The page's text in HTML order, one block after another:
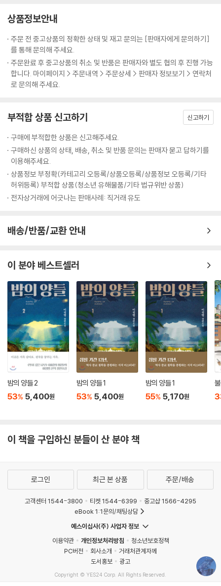
이었다. 그녀는 살아본 적이 없었다. 기억할 수 있는 오래전의 어린시절부
터, 다만 견뎌왔을 뿐이었다. 그녀는 자신이 선량한 인간임을 믿었으며, 그
믿음대로 누구에게도 피해를 주지 않았다. 성실했고, 나름대로 성공했으
며, 언제까지나 그럴 것이었다. 그러나 이해할 수 없는 일이었다. 그 후락한
가건물과 웃자란 풀들 앞에서 그녀는 단 한번도 살아본 적 없는 어린아이
--- p.237
명실상부 세계적인 작품으로 자리했다.
『채식주의자』의 1부 「채식주의자」는 영혜 남편인 ‘나’의 시선으로 서술된
다. 어린 시절 자신의 다리를 문 개를 죽이는 장면이 뇌리에 박힌 영혜는 어
느 날 꿈에 나타난 끔찍한 영상에 사로잡혀 육식을 멀리하기 시작한다. 영
혜의 행동을 이해할 수 없는 ‘나’는 처가 사람들을 동원해 영혜를 말리고자
서 손목을 긋는다. 2부 「몽고반점」은 인혜의 남편이자 영혜의 형부인 비디
아직도 몽고반점이 남아 있다는 이야기를 들은 ‘나’는 영혜의 몸을 욕망하
게 된다. ‘나’는 영혜를 찾아가 비디오작품의 모델이 되어달라고 청한다.
‘나’는 결국 자신의 몸에 꽃을 그려 영혜와 교합한 뒤 비디오작품을 촬영하
고 다음 날 벌거벗은 두 사람의 모습을 아내가 발견한다. 3부 「나무 불꽃」
은 가족들 모두 등 돌린 영혜의 병수발을 들어야 하는 인혜의 시선으로 진
행된다. 인혜는 식음을 전폐하고 링거조차 받아들이지 않아 나뭇가지처럼
어린 시절 각인된 폭력의 기억 때문에 철저히 육식을 거부한 채로 나무가
끼치지 않는 무해한 존재를 꿈꾸는 것처럼 보인다. 인간 본질에 대해 쉼 없
이 질문하며 ‘고통’에 대해 천착해온 작가는 이번 개정판을 출간하며 “고백
하자면 이 책에 복잡한 감정을 품고 있었다. (…) 하지만 귀밑머리가 희어
지고 어느 때보다 머리가 맑은 지금, 나에게는 이 소설을 껴안을 힘이 있다.
여전히 생생한 고통과 질문으로 가득 찬 이 책을”(새로 쓴 작가의 말)이라
고 밝히기도 했다.
한편 『채식주의자』는 지금까지 40개국 이상에 판권이 수출됐다. 올해 9월
에는 연극으로 제작되어 국립극단 무대에 오른 뒤 12월 벨기에 리에주극장
에서 해외 관객들과도 만날 예정이다.
작가의 말
을 (희망 없이) 마음속으로 굴리던 밤들. 그때 『채식주의자』는 이미 3부로
있었다. 마지막에 「나무 불꽃」을 쓰면서 ‘고통 3부작’이라는 파일명을 붙였
출간 후 십오년의 시간이 세찬 물살처럼 흐르는 동안, 고백하자면 이 책에
복잡한 감정을 품고 있었다. 세간의 관심도 오해도 뜨겁고 날카로워, 혼자
도 있었다. 하지만 귀밑머리가 희어지고 어느 때보다 머리가 맑은 지금, 나
에게는 이 소설을 껴안을 힘이 있다. 여전히 생생한 고통과 질문으로 가득
상품정보안내
주문 전 중고상품의 정확한 상태 및 재고 문의는 [판매자에게 문의하기]
를 통해 문의해 주세요.
주문완료 후 중고상품의 취소 및 반품은 판매자와 별도 협의 후 진행 가능
합니다. 마이페이지 > 주문내역 > 주문상세 > 판매자 정보보기 > 연락처
로 문의해 주세요.
부적합 상품 신고하기 신고하기
구매에 부적합한 상품은 신고해주세요.
구매하신 상품의 상태, 배송, 취소 및 반품 문의는 판매자 묻고 답하기를
이용해주세요.
상품정보 부정확(카테고리 오등록/상품오등록/상품정보 오등록/기타
허위등록) 부적합 상품(청소년 유해물품/기타 법규위반 상품)
전자상거래에 어긋나는 판매사례: 직거래 유도
배송/반품/교환 안내
이 분야 베스트셀러
밤의 양들 2
53% 5,400원
밤의 양들 1
53% 5,400원
밤의 양들 1
55% 5,170원
이 책을 구입하신 분들이 산 분야 책
로그인 최근 본 상품 주문/배송
고객센터 1544-3800 티켓 1544-6399
중고샵 1566-4295
eBook 1:1문의/채팅상담
예스이십사(주) 사업자 정보
이용약관
개인정보처리방침
청소년보호정책
PC버전
회사소개
거래처관계자께
도서홍보
광고
Copyright © YES24 Corp. All Rights Reserved.